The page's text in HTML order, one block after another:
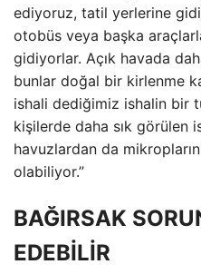
ediyoruz, tatil yerlerine
otobüs veya başka
gidiyorlar. Açık havada
bunlar doğal bir kirlenme
ishali dediğimiz ishalin bir
kişilerde daha sık görülen
havuzlardan da
olabiliyor.”
BAĞIRSAK
EDEBİLİR